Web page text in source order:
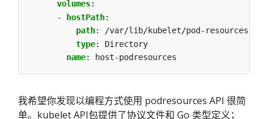
volumes:
-
hostPath:
path:
/var/lib/kubelet/pod-resources
type:
Directory
name: host-podresources
我希望你发现以编程方式使用 podresources API 很简
单。kubelet API包提供了协议文件和 Go 类型定义；